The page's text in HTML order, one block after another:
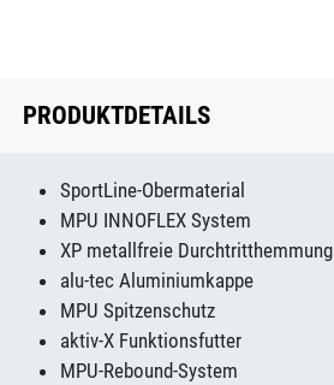
PRODUKTDETAILS
SportLine-Obermaterial
MPU INNOFLEX System
XP metallfreie Durchtritthemmung
alu-tec Aluminiumkappe
MPU Spitzenschutz
aktiv-X Funktionsfutter
MPU-Rebound-System